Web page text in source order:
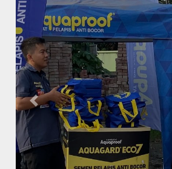
Previous